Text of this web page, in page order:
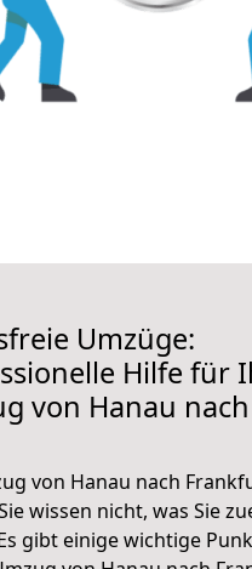
Umzüge:
Hilfe für
von Hanau
von Hanau nach
wissen nicht, was Sie
gibt einige wichtige